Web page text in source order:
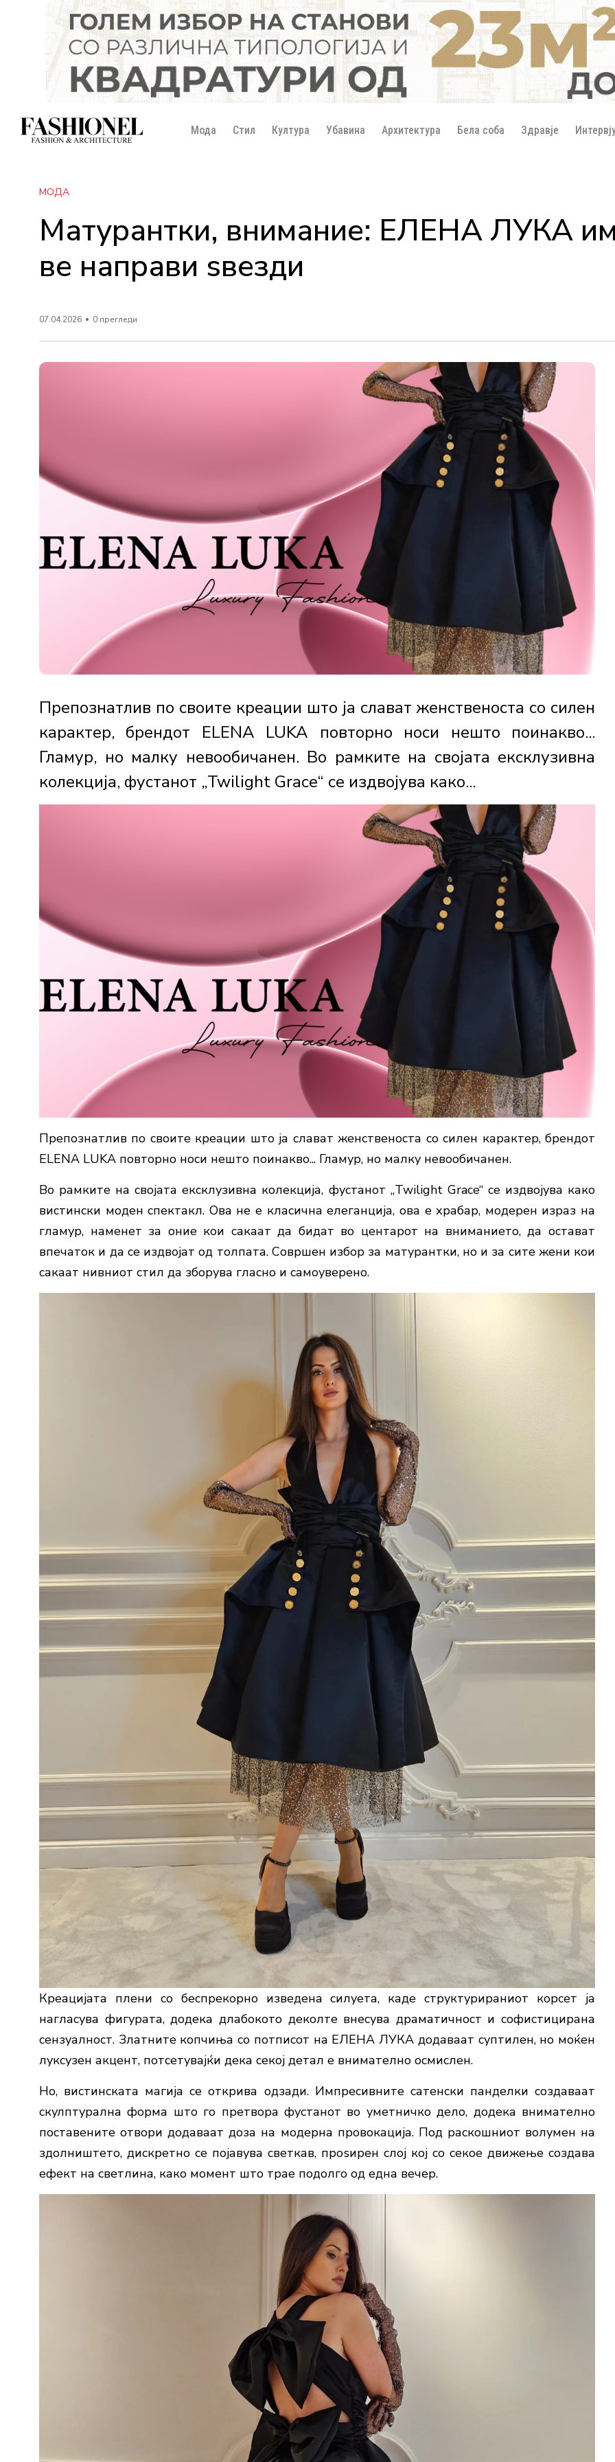
Мода Стил Култура Убавина Архитектура Бела соба Здравје
МОДА
Матурантки, внимание: ЕЛЕНА ЛУКА
ве направи ѕвезди
07.04.2026 0 прегледи
Препознатлив по своите креации што ја слават женственоста со силен
карактер, брендот ELENA LUKA повторно носи нешто поинакво...
Гламур, но малку невообичанен. Во рамките на својата ексклузивна
колекција, фустанот „Twilight Grace“ се издвојува како...
Препознатлив по своите креации што ја слават женственоста со силен карактер, брендот
ELENA LUKA повторно носи нешто поинакво... Гламур, но малку невообичанен.
Во рамките на својата ексклузивна колекција, фустанот „Twilight Grace“ се издвојува како
вистински моден спектакл. Ова не е класична елеганција, ова е храбар, модерен израз на
гламур, наменет за оние кои сакаат да бидат во центарот на вниманието, да остават
впечаток и да се издвојат од толпата. Совршен избор за матурантки, но и за сите жени кои
сакаат нивниот стил да зборува гласно и самоуверено.
Креацијата плени со беспрекорно изведена силуета, каде структурираниот корсет ја
нагласува фигурата, додека длабокото деколте внесува драматичност и софистицирана
сензуалност. Златните копчиња со потписот на ЕЛЕНА ЛУКА додаваат суптилен, но моќен
луксузен акцент, потсетувајќи дека секој детал е внимателно осмислен.
Но, вистинската магија се открива одзади. Импресивните сатенски панделки создаваат
скулптурална форма што го претвора фустанот во уметничко дело, додека внимателно
поставените отвори додаваат доза на модерна провокација. Под раскошниот волумен на
здолништето, дискретно се појавува светкав, проѕирен слој кој со секое движење создава
ефект на светлина, како момент што трае подолго од една вечер.